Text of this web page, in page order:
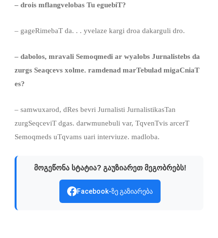
– drois mflangvelobas Tu eguebiT?
– gageRimebaT da. . . yvelaze kargi droa dakarguli dro.
– dabolos, mravali Semoqmedi ar wyalobs Jurnalistebs da
zurgs Seaqcevs xolme. ramdenad marTebulad migaCniaT
es?
– samwuxarod, dRes bevri Jurnalisti JurnalistikasTan
zurgSeqceviT dgas. darwmunebuli var, TqvenTvis arcerT
Semoqmeds uTqvams uari interviuze. madloba.
მოგეწონა სტატია? გაუზიარეთ მეგობრებს!
Facebook-ზე გაზიარება